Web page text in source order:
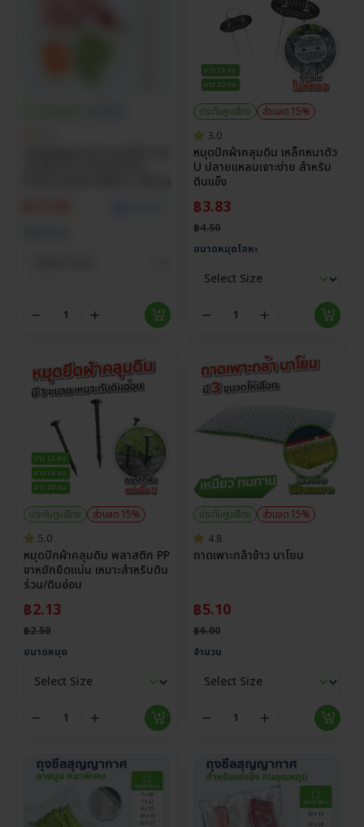
ประกันศูนย์ไทย
ส่วนลด 15%
3.0
หมุดปักผ้าคลุมดิน เหล็กหนาตัว
U ปลายแหลมเจาะง่าย สำหรับ
ดินแข็ง
฿3.83
฿4.50
ขนาดหมุดโลหะ
ประกันศูนย์ไทย
ส่วนลด 15%
5.0
หมุดปักผ้าคลุมดิน พลาสติก PP
ขาหยักยึดแน่น เหมาะสำหรับดิน
ร่วน/ดินอ่อน
฿2.13
฿2.50
ขนาดหมุด
ประกันศูนย์ไทย
ส่วนลด 15%
4.8
ถาดเพาะกล้าข้าว นาโยน
฿5.10
฿6.00
จำนวน